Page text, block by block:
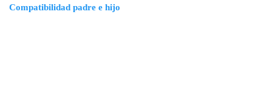
Compatibilidad padre e hijo